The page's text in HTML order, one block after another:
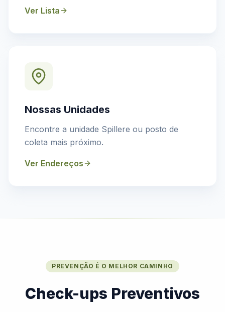
Ver Lista
Nossas Unidades
Encontre a unidade Spillere ou posto de
coleta mais próximo.
Ver Endereços
PREVENÇÃO É O MELHOR CAMINHO
Check-ups Preventivos